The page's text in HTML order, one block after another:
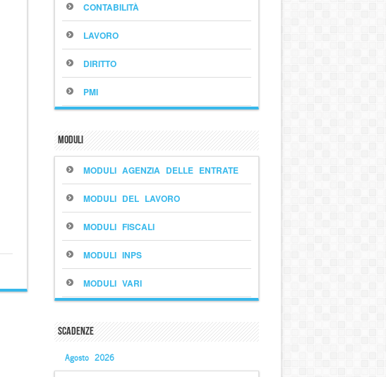
CONTABILITÀ
LAVORO
DIRITTO
PMI
Moduli
MODULI AGENZIA DELLE ENTRATE
MODULI DEL LAVORO
MODULI FISCALI
MODULI INPS
MODULI VARI
Scadenze
Agosto 2026